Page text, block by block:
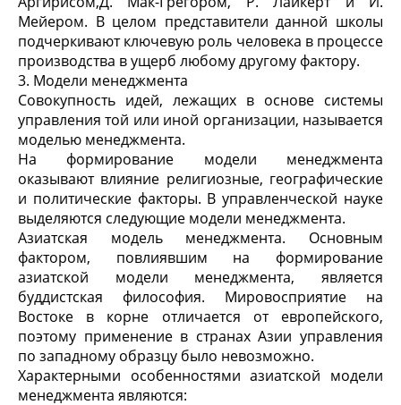
Мейером. В целом представители данной школы
подчеркивают ключевую роль человека в процессе
производства в ущерб любому другому фактору.
3. Модели менеджмента
Совокупность идей, лежащих в основе системы
управления той или иной организации, называется
моделью менеджмента.
На формирование модели менеджмента
оказывают влияние религиозные, географические
и политические факторы. В управленческой науке
выделяются следующие модели менеджмента.
Азиатская модель менеджмента. Основным
фактором, повлиявшим на формирование
азиатской модели менеджмента, является
буддистская философия. Мировосприятие на
Востоке в корне отличается от европейского,
поэтому применение в странах Азии управления
по западному образцу было невозможно.
Характерными особенностями азиатской модели
менеджмента являются: